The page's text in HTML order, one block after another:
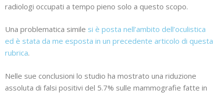
radiologi occupati a tempo pieno solo a questo scopo.
Una problematica simile si è posta nell’ambito dell’oculistica
ed è stata da me esposta in un precedente articolo di questa
rubrica.
Nelle sue conclusioni lo studio ha mostrato una riduzione
assoluta di falsi positivi del 5.7% sulle mammografie fatte in